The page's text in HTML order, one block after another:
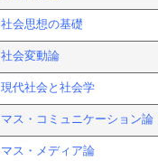
社会思想の基礎
社会変動論
現代社会と社会学
マス・コミュニケーション論
マス・メディア論